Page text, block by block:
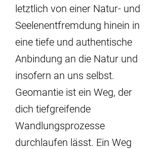
letztlich von einer Natur- und
Seelenentfremdung hinein in
eine tiefe und authentische
Anbindung an die Natur und
insofern an uns selbst.
Geomantie ist ein Weg, der
dich tiefgreifende
Wandlungsprozesse
durchlaufen lässt. Ein Weg